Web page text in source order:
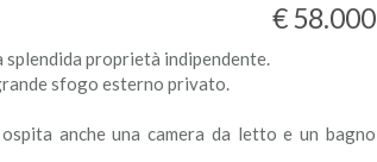
€ 58.000
splendida proprietà indipendente.
sfogo esterno privato.
anche una camera da letto e un bagno